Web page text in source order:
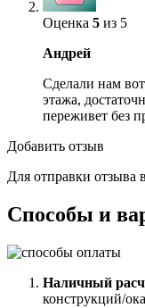
Оценка 5 из 5
Андрей
Сделали нам
этажа,
переживет без
Добавить отзыв
Для отправки отзыва
Способы и
Наличный
конструкций/